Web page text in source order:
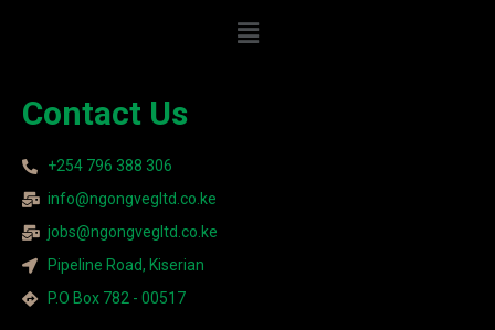
Contact Us
+254 796 388 306
info@ngongvegltd.co.ke
jobs@ngongvegltd.co.ke
Pipeline Road, Kiserian
P.O Box 782 - 00517